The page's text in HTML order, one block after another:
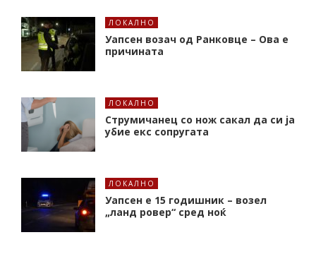
ЛОКАЛНО
Уапсен возач од Ранковце – Ова е
причината
ЛОКАЛНО
Струмичанец со нож сакал да си ја
убие екс сопругата
ЛОКАЛНО
Уапсен е 15 годишник – возел
„ланд ровер“ сред ноќ